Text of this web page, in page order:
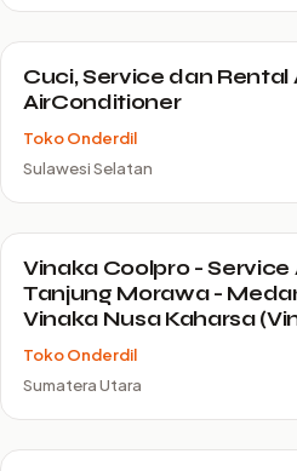
Cuci, Service dan Rental
AirConditioner
Toko Onderdil
Sulawesi Selatan
Vinaka Coolpro -
Tanjung Morawa -
Vinaka Nusa Kaharsa
Toko Onderdil
Sumatera Utara